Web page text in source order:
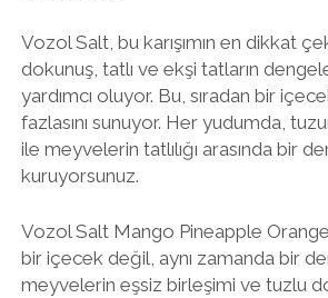
Vozol Salt, bu karışımın en dikkat
dokunuş, tatlı ve ekşi tatların
yardımcı oluyor. Bu, sıradan bir
fazlasını sunuyor. Her yudumda,
ile meyvelerin tatlılığı arasında bir
kuruyorsunuz.
Vozol Salt Mango Pineapple
bir içecek değil, aynı zamanda bir
meyvelerin eşsiz birleşimi ve tuzlu